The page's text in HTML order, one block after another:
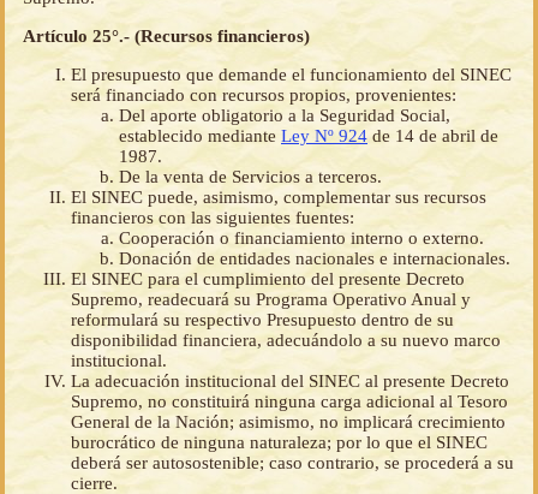
Artículo 25°.- (Recursos financieros)
El presupuesto que demande el funcionamiento del SINEC
será financiado con recursos propios, provenientes:
Del aporte obligatorio a la Seguridad Social,
establecido mediante Ley Nº 924 de 14 de abril de
1987.
De la venta de Servicios a terceros.
El SINEC puede, asimismo, complementar sus recursos
financieros con las siguientes fuentes:
Cooperación o financiamiento interno o externo.
Donación de entidades nacionales e internacionales.
El SINEC para el cumplimiento del presente Decreto
Supremo, readecuará su Programa Operativo Anual y
reformulará su respectivo Presupuesto dentro de su
disponibilidad financiera, adecuándolo a su nuevo marco
institucional.
La adecuación institucional del SINEC al presente Decreto
Supremo, no constituirá ninguna carga adicional al Tesoro
General de la Nación; asimismo, no implicará crecimiento
burocrático de ninguna naturaleza; por lo que el SINEC
deberá ser autosostenible; caso contrario, se procederá a su
cierre.